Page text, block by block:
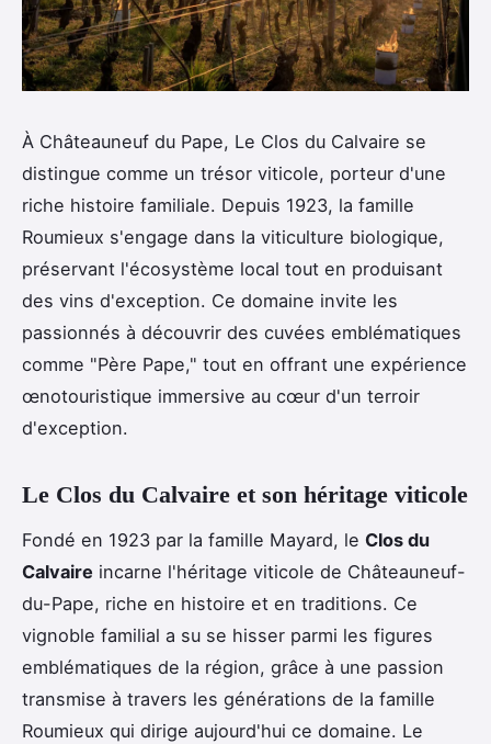
À Châteauneuf du Pape, Le Clos du Calvaire se
distingue comme un trésor viticole, porteur d'une
riche histoire familiale. Depuis 1923, la famille
Roumieux s'engage dans la viticulture biologique,
préservant l'écosystème local tout en produisant
des vins d'exception. Ce domaine invite les
passionnés à découvrir des cuvées emblématiques
comme "Père Pape," tout en offrant une expérience
œnotouristique immersive au cœur d'un terroir
d'exception.
Le Clos du Calvaire et son héritage viticole
Fondé en 1923 par la famille Mayard, le Clos du
Calvaire incarne l'héritage viticole de Châteauneuf-
du-Pape, riche en histoire et en traditions. Ce
vignoble familial a su se hisser parmi les figures
emblématiques de la région, grâce à une passion
transmise à travers les générations de la famille
Roumieux qui dirige aujourd'hui ce domaine. Le